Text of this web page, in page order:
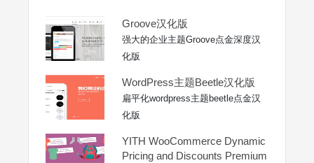
Groove汉化版
强大的企业主题Groove点金深度汉
化版
WordPress主题Beetle汉化版
扁平化wordpress主题beetle点金汉
化版
YITH WooCommerce Dynamic
Pricing and Discounts Premium